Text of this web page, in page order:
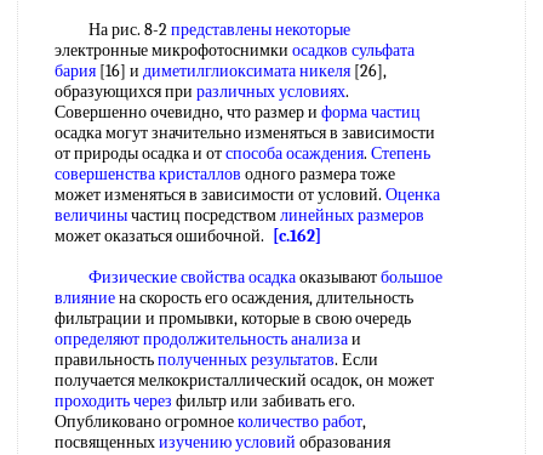
На рис. 8-2представлены некоторые
электронные микрофотоснимки осадков сульфата
бария [16] и диметилглиоксимата никеля [26],
образующихся при различных условиях.
Совершенно очевидно, что размер и форма частиц
осадка могут значительно изменяться в зависимости
от природы осадка и отспособа осаждения. Степень
совершенства кристаллов одного размера тоже
может изменяться в зависимости от условий. Оценка
величинычастиц посредствомлинейных размеров
может оказаться ошибочной.
[c.162]
Физические свойства осадкаоказываютбольшое
влияниена скорость его осаждения, длительность
фильтрации и промывки, которые в свою очередь
определяют продолжительность анализаи
правильностьполученных результатов. Если
получается мелкокристаллический осадок, он может
проходить через фильтр или забивать его.
Опубликовано огромноеколичество работ,
посвященныхизучению условий образования